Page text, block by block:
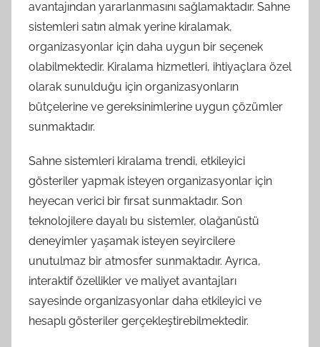
avantajından yararlanmasını sağlamaktadır. Sahne
sistemleri satın almak yerine kiralamak,
organizasyonlar için daha uygun bir seçenek
olabilmektedir. Kiralama hizmetleri, ihtiyaçlara özel
olarak sunulduğu için organizasyonların
bütçelerine ve gereksinimlerine uygun çözümler
sunmaktadır.
Sahne sistemleri kiralama trendi, etkileyici
gösteriler yapmak isteyen organizasyonlar için
heyecan verici bir fırsat sunmaktadır. Son
teknolojilere dayalı bu sistemler, olağanüstü
deneyimler yaşamak isteyen seyircilere
unutulmaz bir atmosfer sunmaktadır. Ayrıca,
interaktif özellikler ve maliyet avantajları
sayesinde organizasyonlar daha etkileyici ve
hesaplı gösteriler gerçekleştirebilmektedir.